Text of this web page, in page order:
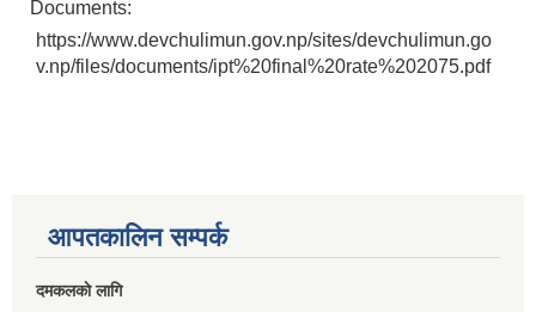
Documents:
https://www.devchulimun.gov.np/sites/devchulimun.go
v.np/files/documents/ipt%20final%20rate%202075.pdf
आपतकालिन सम्पर्क
दमकलकाे लागि